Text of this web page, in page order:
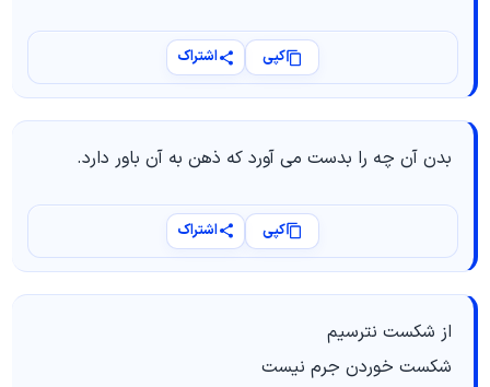
کپی اشتراک
بدن آن چه را بدست می آورد که ذهن به آن باور دارد.
کپی اشتراک
از شکست نترسیم
شکست خوردن جرم نیست